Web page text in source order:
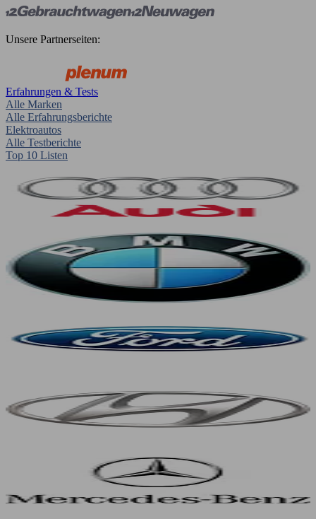
Unsere Partnerseiten:
Erfahrungen & Tests
Alle Marken
Alle Erfahrungsberichte
Elektroautos
Alle Testberichte
Top 10 Listen